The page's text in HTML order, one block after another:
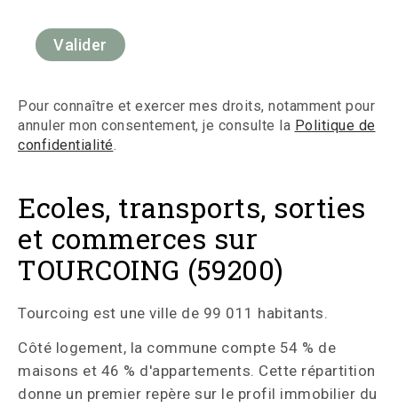
Pour connaître et exercer mes droits, notamment pour
annuler mon consentement, je consulte la Politique de
confidentialité.
Ecoles, transports, sorties
et commerces sur
TOURCOING (59200)
Tourcoing est une ville de 99 011 habitants.
Côté logement, la commune compte 54 % de
maisons et 46 % d'appartements. Cette répartition
donne un premier repère sur le profil immobilier du